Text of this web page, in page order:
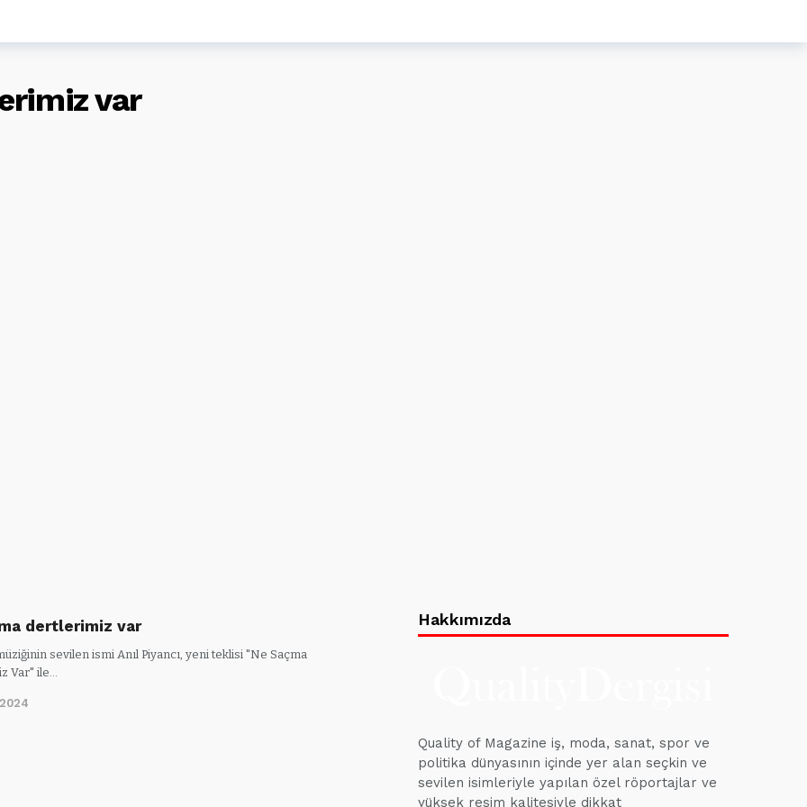
var
dertlerimiz var
sevilen ismi Anıl Piyancı, yeni teklisi "Ne Saçma
Var" ile…
Hakkımızda
Quality of Magazine iş, moda, sanat, spor ve
politika dünyasının içinde yer alan seçkin ve
sevilen isimleriyle yapılan özel röportajlar ve
yüksek resim kalitesiyle dikkat